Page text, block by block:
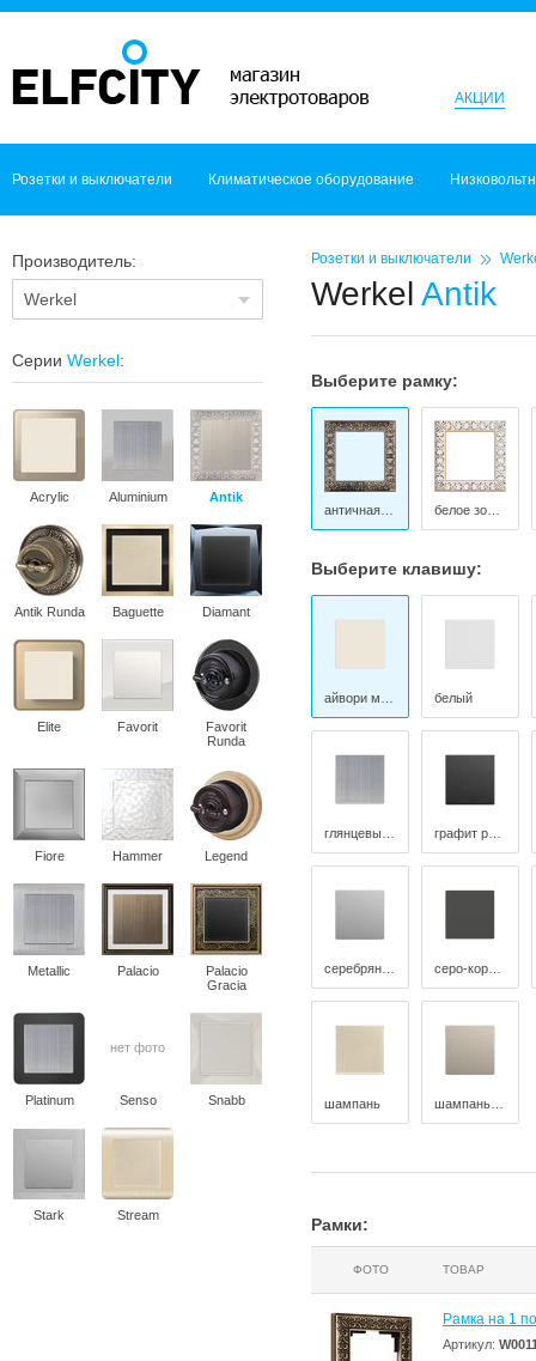
АКЦИИ
Розетки и выключатели Климатическое оборудование
Производитель:
Werkel
Серии Werkel:
Acrylic Aluminium Antik
Antik Runda Baguette Diamant
Elite Favorit
Favorit
Runda
Fiore Hammer Legend
Metallic Palacio
Palacio
Gracia
Platinum
нет фото
Senso Snabb
Stark Stream
Розетки и выключатели
Werkel Antik
Выберите рамку:
Выберите клавишу:
белый
шампань
Рамки:
ФОТО ТОВАР
Рамка на 1
Артикул: